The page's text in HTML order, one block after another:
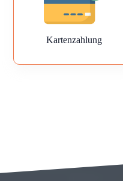
Kartenzahlung